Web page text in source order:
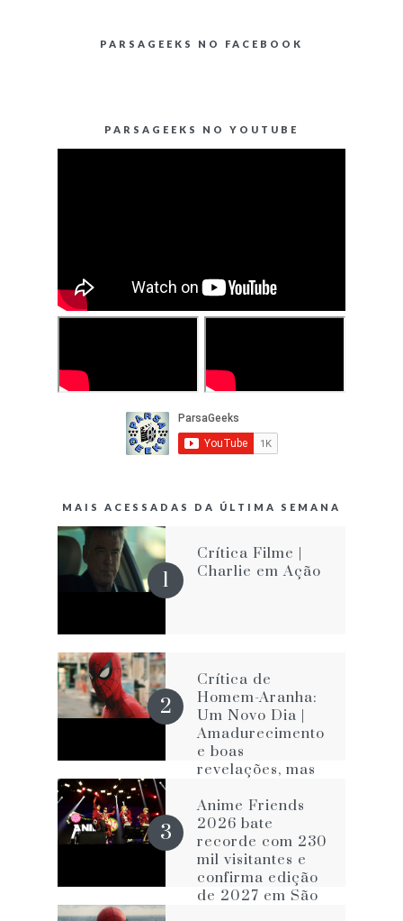
PARSAGEEKS NO FACEBOOK
PARSAGEEKS NO YOUTUBE
MAIS ACESSADAS DA ÚLTIMA SEMANA
Crítica Filme |
Charlie em Ação
Crítica de
Homem-Aranha:
Um Novo Dia |
Amadurecimento
e boas
revelações, mas
vícios que o
impede de ser
melhor
Anime Friends
2026 bate
recorde com 230
mil visitantes e
confirma edição
de 2027 em São